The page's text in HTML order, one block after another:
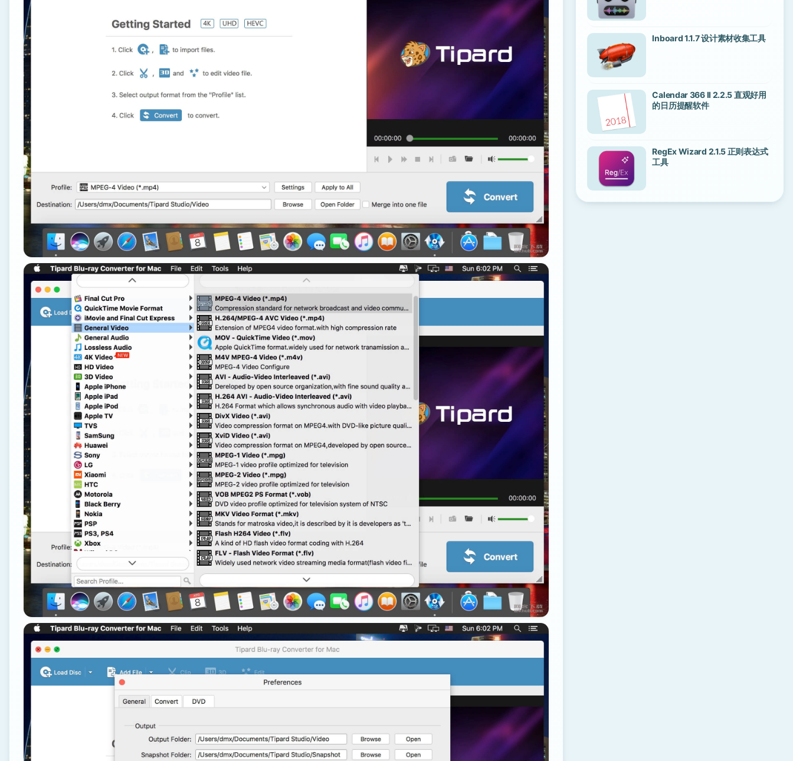
Inboard 1.1.7 设计素材收集工具
Calendar 366 II 2.2.5 直观好用
的日历提醒软件
RegEx Wizard 2.1.5 正则表达式
工具